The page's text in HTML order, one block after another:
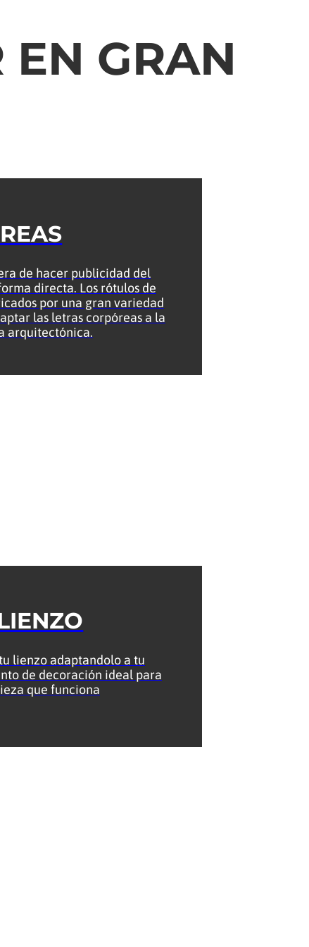
EN GRAN
de hacer publicidad del
directa. Los rótulos de
por una gran variedad
las letras corpóreas a la
arquitectónica.
lienzo adaptandolo a tu
de decoración ideal para
que funciona